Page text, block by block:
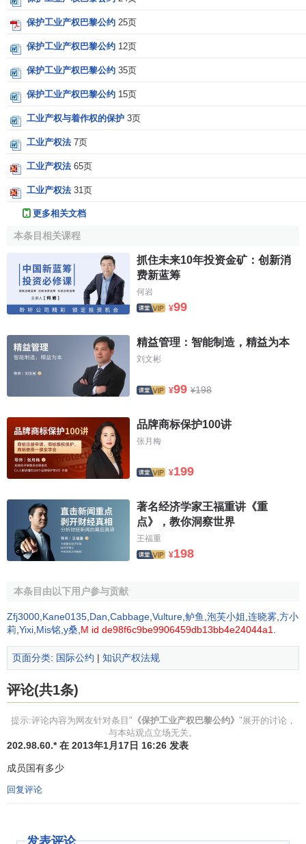
能授予 各该国国民的各种利益，一切都不应损害本公约特别
规定的权利，因此，他们应和各该国国民享有同样的保护，
们遵守对各该国国民规定的条件和手续为限。
护的国家须有住所或营业所才能享有工业产权。
（3）本联盟每一国家法律中关于司法和
权、以及指定送达地址或委派代理人的规定，工业产权法中
可能有要求的，均明确地予以保留。
第三条
（某类人与本联盟国家的国民同样待遇）
本联盟以外各国的国民，在本联盟一个国家的领土内设
有住所或有真实和有效的工商业营业所的，应享有与本联盟
国家国民同样的待遇。
（A.至I.专利、实用新型、外观设计、商标、发明人证
书：优先权.G.专利：申请的分案）
型注册、外观设计注册或商标注册的申请的任何人，或其权
利继承 人，为了在其他国家提出申请，在以下规定的期间内
应享有优先权。
国之间缔结的双边或多边条约，与正规的国家申请相当的任
何申请，应认为产生优先权。
（3）正规的国家申请是指足以确定在有关国家中提出申
请日期的任何申请，而不问该申请以后的结局如何。
B.因此，在上述期间届满前在本联盟的任何其他国家后
来提出的任何申请，不应由于在这期间完成的任何行为，特
别是另外 一项申请的提出、发明的公布或利用、外观设计复
制品的出售、或商标的使用而成为无效，而且这些行为不能
产生任何第三人的 权利或个人占有的任何权利。第三人在作
本联盟每一国家的国内法予 以保留。
C.（1）上述优先权的期间，对于专利和实用新型应为十
二个月，对于外观设计和商标应为六个月。
（2）这些期间应自第一次申请的申请日起算；申请日不
应计入期间之内。
保护工业产权巴黎公约 25页
保护工业产权巴黎公约 12页
保护工业产权巴黎公约 35页
保护工业产权巴黎公约 15页
工业产权与着作权的保护 3页
工业产权法 7页
工业产权法 65页
工业产权法 31页
更多相关文档
本条目相关课程
抓住未来10年投资金矿：创新消
费新蓝筹
何岩
¥99
精益管理：智能制造，精益为本
刘文彬
¥99 ¥198
品牌商标保护100讲
张月梅
¥199
著名经济学家王福重讲《重
点》，教你洞察世界
王福重
¥198
本条目由以下用户参与贡献
Zfj3000 Kane0135 Dan Cabbage Vulture 鲈鱼 泡芙小姐 连晓雾 方小
莉 Yixi Mis铭 y桑 M id de98f6c9be9906459db13bb4e24044a1
页面分类: 国际公约 | 知识产权法规
评论(共1条)
提示:评论内容为网友针对条目" 《保护工业产权巴黎公约》 "展开的讨论，
与本站观点立场无关。
202.98.60.* 在 2013年1月17日 16:26 发表
成员国有多少
回复评论
发表评论